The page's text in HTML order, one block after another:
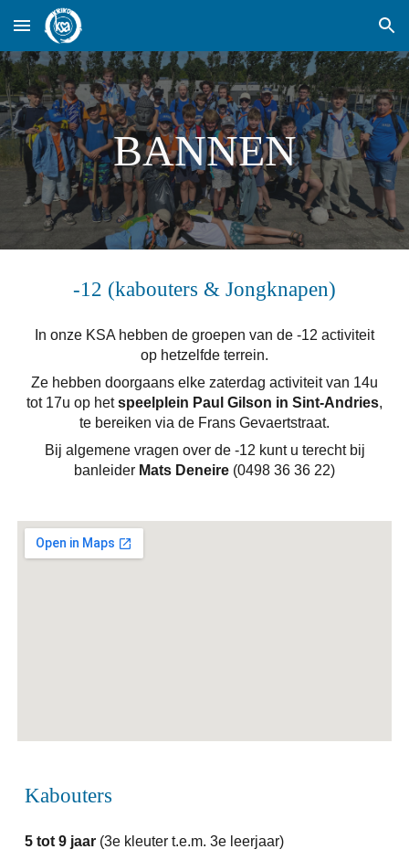
Skip to main content Skip to navigation
BANNEN
-12 (kabouters & Jongknapen)
In onze KSA hebben de groepen van de -12 activiteit
op hetzelfde terrein.
Ze hebben doorgaans elke zaterdag activiteit van 14u
tot 17u op het speelplein Paul Gilson in Sint-Andries,
te bereiken via de Frans Gevaertstraat.
Bij algemene vragen over de -12 kunt u terecht bij
banleider Mats Deneire (0498 36 36 22)
Kabouters
5 tot 9 jaar (3e kleuter t.e.m. 3e leerjaar)